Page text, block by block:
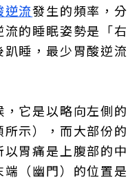
逆流發生的頻率，分
的睡眠姿勢是「右
睡，最少胃酸逆流
它是以略向左側的
示），而大部份的
胃痛是上腹部的中
（幽門）的位置是